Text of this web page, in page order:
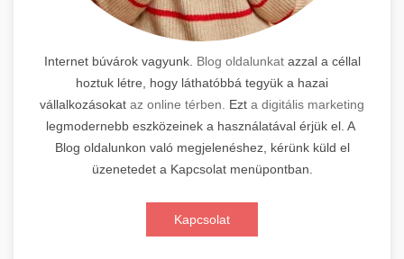
Internet búvárok vagyunk. Blog oldalunkatazzal a céllal
hoztuk létre, hogy láthatóbbá tegyük a hazai
vállalkozásokat az online térben. Ezt a digitális marketing
legmodernebb eszközeinek a használatával érjük el. A
Blog oldalunkon való megjelenéshez, kérünk küld el
üzenetedet a Kapcsolat menüpontban.
Kapcsolat